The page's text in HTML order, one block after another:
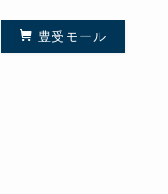
豊受モール